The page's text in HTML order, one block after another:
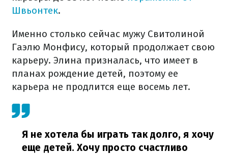
Швьонтек.
Именно столько сейчас мужу Свитолиной
Гаэлю Монфису, который продолжает свою
карьеру. Элина призналась, что имеет в
планах рождение детей, поэтому ее
карьера не продлится еще восемь лет.
Я не хотела бы играть так долго, я хочу
еще детей. Хочу просто счастливо